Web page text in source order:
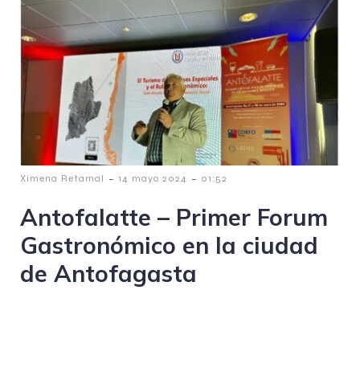
Ximena Retamal - 14 mayo 2024 - 01:52
Antofalatte – Primer Forum
Gastronómico en la ciudad
de Antofagasta